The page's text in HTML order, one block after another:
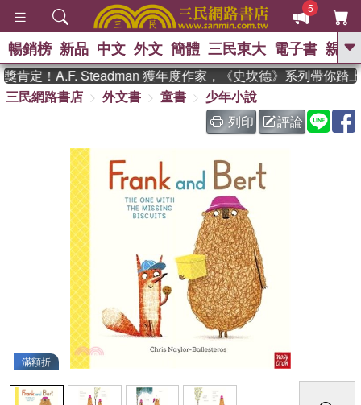
5
GO
熱搜： 東野圭吾 、
The Odyssey 、 父親節 、 如果歷
史是一群喵 、 暑期推薦 、 國際布克
登輝時代
、 數學女孩：黎曼猜想
偉大的迷走神經
暢銷榜 新品 中文 外文 簡體 三民東大 電子書 親子
定！A.F. Steadman 獲年度作家，《史坎德》系列帶你踏上
三民網路書店
外文書 童書
少年小說
列印
評論
滿額折